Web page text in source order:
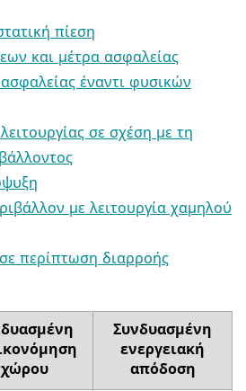
πίεση
και μέτρα ασφαλείας
έναντι φυσικών
σε σχέση με τη
με λειτουργία χαμηλού
περίπτωση διαρροής
χώρου
Συνδυασμένη
ενεργειακή
απόδοση